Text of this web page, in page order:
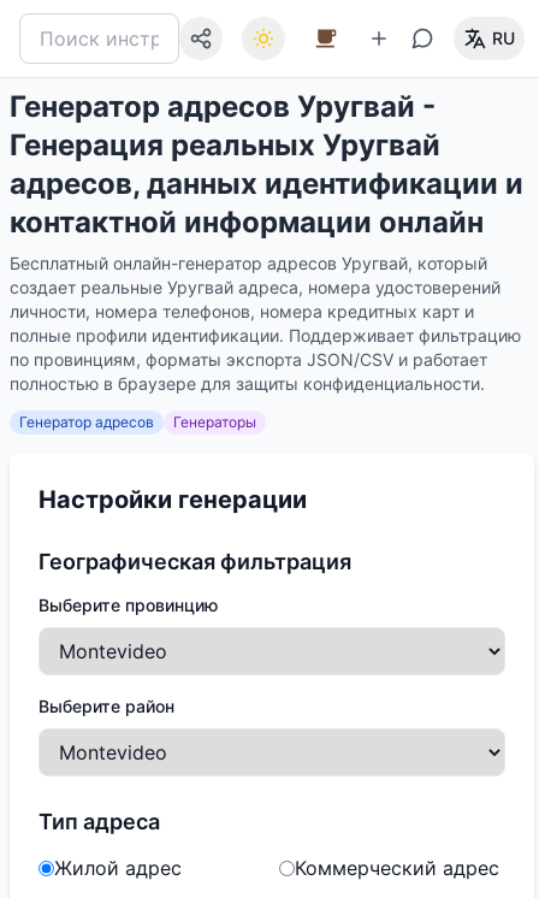
RU
Генератор адресов Уругвай -
Генерация реальных Уругвай
адресов, данных идентификации и
контактной информации онлайн
Бесплатный онлайн-генератор адресов Уругвай, который
создает реальные Уругвай адреса, номера удостоверений
личности, номера телефонов, номера кредитных карт и
полные профили идентификации. Поддерживает фильтрацию
по провинциям, форматы экспорта JSON/CSV и работает
полностью в браузере для защиты конфиденциальности.
Генератор адресов Генераторы
Настройки генерации
Географическая фильтрация
Выберите провинцию
Выберите район
Тип адреса
Жилой адрес
Коммерческий адрес